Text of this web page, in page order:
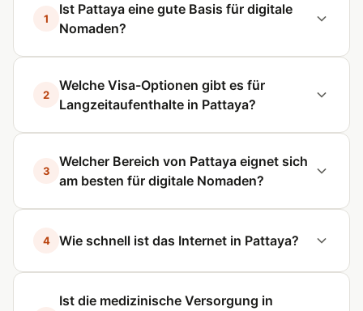
1
Ist Pattaya eine gute Basis für digitale
Nomaden?
2
Welche Visa-Optionen gibt es für
Langzeitaufenthalte in Pattaya?
3
Welcher Bereich von Pattaya eignet sich
am besten für digitale Nomaden?
4 Wie schnell ist das Internet in Pattaya?
Ist die medizinische Versorgung in